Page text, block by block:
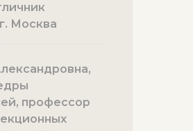
Москва
профессор